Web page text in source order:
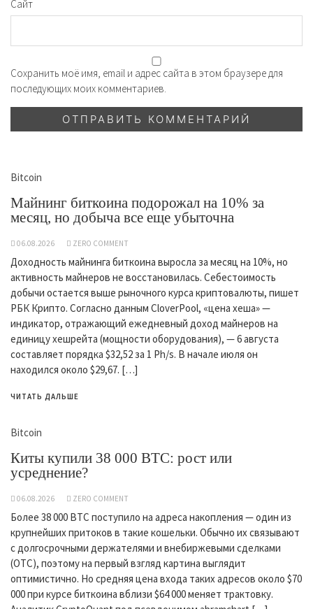
Сайт
Сохранить моё имя, email и адрес сайта в этом браузере для
последующих моих комментариев.
Bitcoin
Майнинг биткоина подорожал на 10% за
месяц, но добыча все еще убыточна
06.08.2026 ZERO COMMENT
Доходность майнинга биткоина выросла за месяц на 10%, но
активность майнеров не восстановилась. Себестоимость
добычи остается выше рыночного курса криптовалюты, пишет
РБК Крипто. Согласно данным CloverPool, «цена хеша» —
индикатор, отражающий ежедневный доход майнеров на
единицу хешрейта (мощности оборудования), — 6 августа
составляет порядка $32,52 за 1 Ph/s. В начале июля он
находился около $29,67. […]
ЧИТАТЬ ДАЛЬШЕ
Bitcoin
Киты купили 38 000 BTC: рост или
усреднение?
06.08.2026 ZERO COMMENT
Более 38 000 BTC поступило на адреса накопления — один из
крупнейших притоков в такие кошельки. Обычно их связывают
с долгосрочными держателями и внебиржевыми сделками
(OTC), поэтому на первый взгляд картина выглядит
оптимистично. Но средняя цена входа таких адресов около $70
000 при курсе биткоина вблизи $64 000 меняет трактовку.